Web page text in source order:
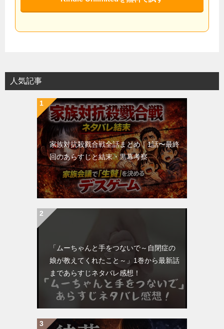
人気記事
家族対抗殺戮合戦全話まとめ｜1話〜最終
回のあらすじと結末・黒幕考察
「ムーちゃんと手をつないで～自閉症の
娘が教えてくれたこと～」1巻から最新話
まであらすじネタバレ感想！